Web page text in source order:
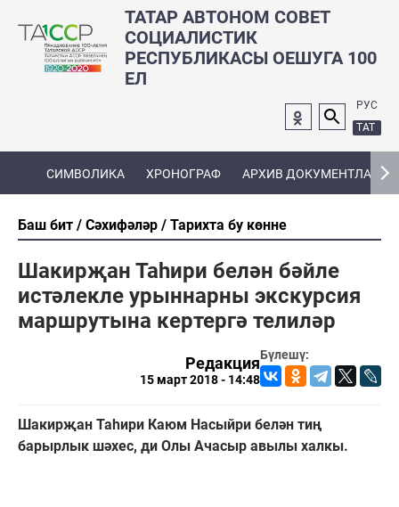
ТАТАР АВТОНОМ СОВЕТ
СОЦИАЛИСТИК
РЕСПУБЛИКАСЫ ОЕШУГА 100
ЕЛ
РУС
ТАТ
СИМВОЛИКА ХРОНОГРАФ АРХИВ ДОКУМЕНТЛАРЫ
Баш бит Сәхифәләр Тарихта бу көнне
Шакирҗан Таһири белән бәйле
истәлекле урыннарны экскурсия
маршрутына кертергә телиләр
Бүлешү:
Редакция
15 март 2018 - 14:48
Шакирҗан Таһири Каюм Насыйри белән тиң
барырлык шәхес, ди Олы Ачасыр авылы халкы.